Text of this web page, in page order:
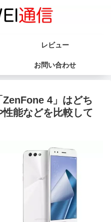
レビュー
お問い合わせ
ZenFone 4」はどち
能などを比較して